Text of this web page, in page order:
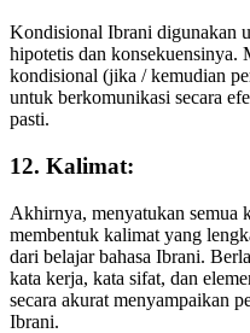
Kondisional Ibrani digunakan
hipotetis dan konsekuensinya.
kondisional (jika / kemudian
untuk berkomunikasi secara
pasti.
12. Kalimat:
Akhirnya, menyatukan semua
membentuk kalimat yang
dari belajar bahasa Ibrani.
kata kerja, kata sifat, dan
secara akurat menyampaikan
Ibrani.